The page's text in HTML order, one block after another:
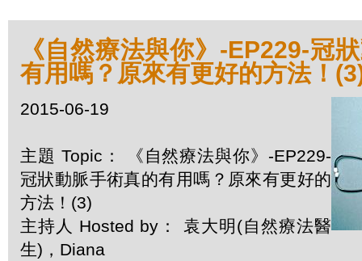
《自然療法與你》-EP229-冠
有用嗎？原來有更好的方法！
2015-06-19
主題 Topic： 《自然療法與你》-EP229-
冠狀動脈手術真的有用嗎？原來有更好的
方法！(3)
主持人 Hosted by： 袁大明(自然療法醫
生)，Diana